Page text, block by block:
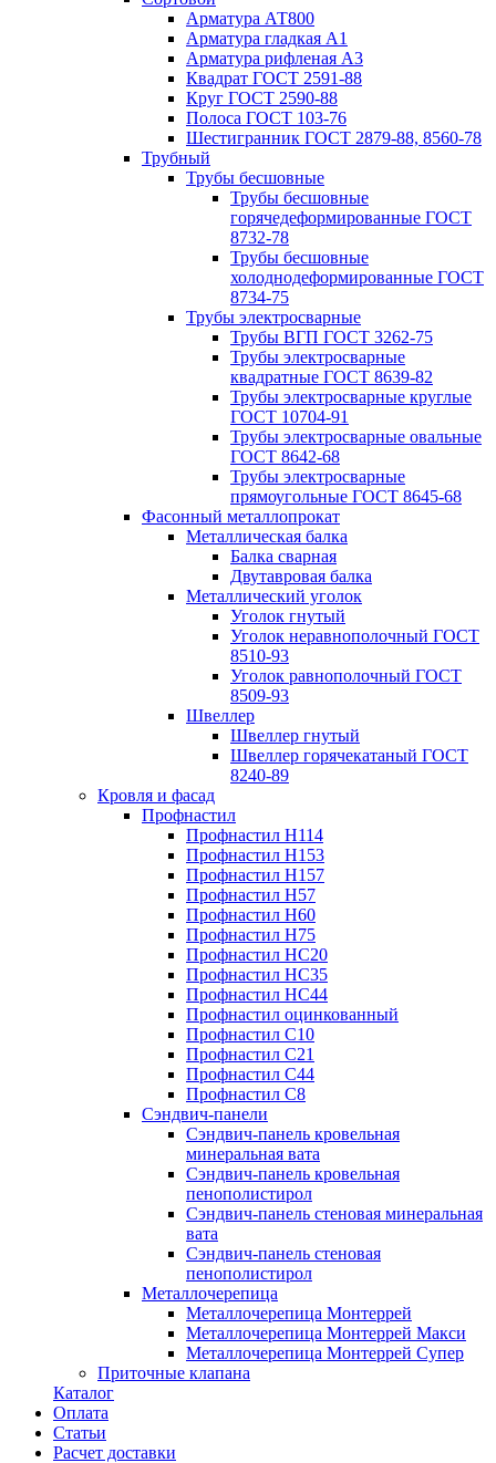
Арматура АТ800
Арматура гладкая А1
Арматура рифленая А3
Квадрат ГОСТ 2591-88
Круг ГОСТ 2590-88
Полоса ГОСТ 103-76
Шестигранник ГОСТ 2879-88, 8560-78
Трубный
Трубы бесшовные
Трубы бесшовные
горячедеформированные ГОСТ
8732-78
Трубы бесшовные
холоднодеформированные ГОСТ
8734-75
Трубы электросварные
Трубы ВГП ГОСТ 3262-75
Трубы электросварные
квадратные ГОСТ 8639-82
Трубы электросварные круглые
ГОСТ 10704-91
Трубы электросварные овальные
ГОСТ 8642-68
Трубы электросварные
прямоугольные ГОСТ 8645-68
Фасонный металлопрокат
Металлическая балка
Балка сварная
Двутавровая балка
Металлический уголок
Уголок гнутый
Уголок неравнополочный ГОСТ
8510-93
Уголок равнополочный ГОСТ
8509-93
Швеллер
Швеллер гнутый
Швеллер горячекатаный ГОСТ
8240-89
Кровля и фасад
Профнастил
Профнастил Н114
Профнастил Н153
Профнастил Н157
Профнастил Н57
Профнастил Н60
Профнастил Н75
Профнастил НС20
Профнастил НС35
Профнастил НС44
Профнастил оцинкованный
Профнастил С10
Профнастил С21
Профнастил С44
Профнастил С8
Сэндвич-панели
Сэндвич-панель кровельная
минеральная вата
Сэндвич-панель кровельная
пенополистирол
Сэндвич-панель стеновая минеральная
вата
Сэндвич-панель стеновая
пенополистирол
Металлочерепица
Металлочерепица Монтеррей
Металлочерепица Монтеррей Макси
Металлочерепица Монтеррей Супер
Приточные клапана
Каталог
Оплата
Статьи
Расчет доставки